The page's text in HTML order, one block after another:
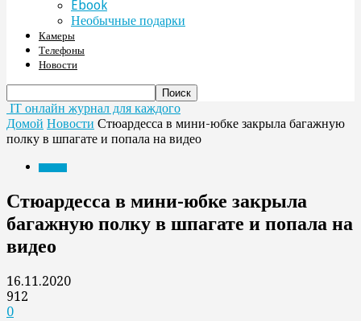
Ebook
Необычные подарки
Камеры
Телефоны
Новости
IT онлайн журнал для каждого
Домой Новости Стюардесса в мини-юбке закрыла багажную
полку в шпагате и попала на видео
Стюардесса в мини-юбке закрыла
багажную полку в шпагате и попала на
видео
16.11.2020
912
0